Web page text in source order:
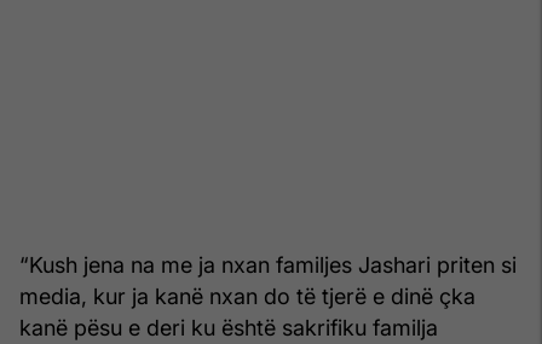
“Kush jena na me ja nxan familjes Jashari priten si
media, kur ja kanë nxan do të tjerë e dinë çka
kanë pësu e deri ku është sakrifiku familja